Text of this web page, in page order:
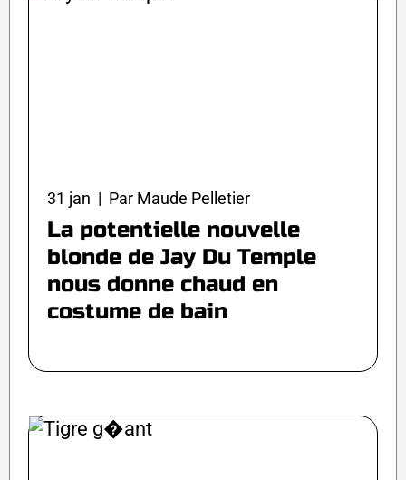
31 jan | Par Maude Pelletier
La potentielle nouvelle
blonde de Jay Du Temple
nous donne chaud en
costume de bain